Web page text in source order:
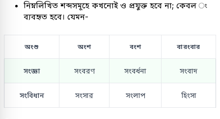
নিম্নলিখিত শব্দসমূহে কখনোই ও প্রযুক্ত হবে না; কেবল ং
ব্যবহৃত হবে। যেমন-
অংশু অংশ বংশ বারংবার
সংজ্ঞা সংবরণ সংবর্ধনা সংবাদ
সংবিধান সংসার সংলাপ হিংসা